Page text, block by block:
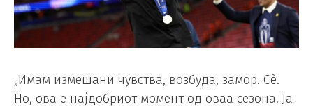
„Имам измешани чувства, возбуда, замор. Сè.
Но, ова е најдобриот момент од оваа сезона. Ја